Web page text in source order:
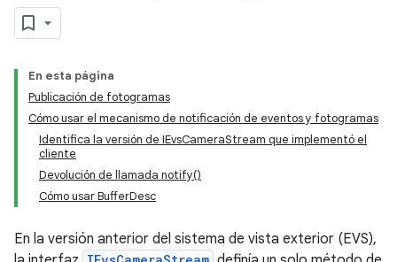
En esta página
Publicación de fotogramas
Cómo usar el mecanismo de notificación de eventos y fotogramas
Identifica la versión de IEvsCameraStream que implementó el
cliente
Devolución de llamada notify()
Cómo usar BufferDesc
En la versión anterior del sistema de vista exterior (EVS),